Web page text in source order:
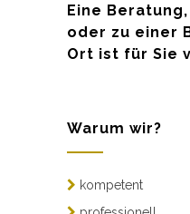
Eine
oder zu einer
Ort ist für Sie
Warum wir?
kompetent